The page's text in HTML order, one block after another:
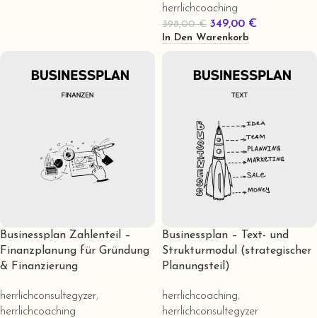
herrlichcoaching
398,00€ 349,00 €
In Den Warenkorb
Businessplan Zahlenteil –
Finanzplanung für Gründung
& Finanzierung
herrlichconsultegyzer,
herrlichcoaching
Businessplan – Text- und
Strukturmodul (strategischer
Planungsteil)
herrlichcoaching,
herrlichconsultegyzer